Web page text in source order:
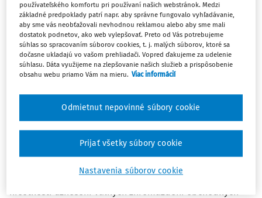
Filter
Počet vyhľadaných dokumentov:1
ČLÁNKY
Ničotnosť uznesenia valného
zhromaždenia obchodnej spoločnosti
Predkladaná odborná práca sa venuje problematike
ničotnosti uznesení valných zhromaždení obchodných
používateľského komfortu pri používaní našich webstránok. Medzi
základné predpoklady patrí napr. aby správne fungovalo vyhľadávanie,
aby sme vás neobťažovali nevhodnou reklamou alebo aby sme mali
dostatok podnetov, ako web vylepšovať. Preto od Vás potrebujeme
súhlas so spracovaním súborov cookies, t. j. malých súborov, ktoré sa
dočasne ukladajú vo vašom prehliadači. Vopred ďakujeme za udelenie
súhlasu. Dáta využijeme na zlepšovanie našich služieb a prispôsobenie
obsahu webu priamo Vám na mieru. Viac informácií
Nastavenia súborov cookie
Odmietnut nepovinné súbory cookie
Prijať všetky súbory cookie